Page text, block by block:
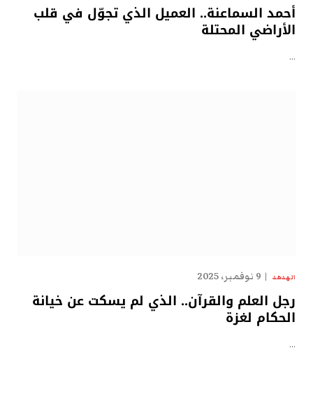
أحمد السماعنة.. العميل الذي تجوّل في قلب
الأراضي المحتلة
…
الهدهد 9 نوفمبر، 2025
رجل العلم والقرآن.. الذي لم يسكت عن خيانة
الحكام لغزة
…